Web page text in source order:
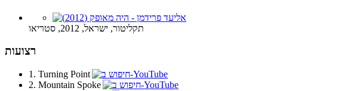
תקליטור, ישראל, 2012, סטריאו
רצועות
1. Turning Point
2. Mountain Spoke